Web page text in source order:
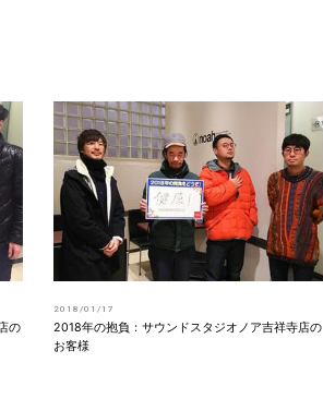
の
2018/01/17
2018年の抱負：サウンドスタジオノア吉祥寺店の
お客様